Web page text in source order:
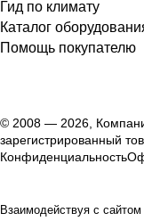
Гид по климату
Каталог
Помощь покупателю
© 2008 — 2026,
зарегистрированный
Конфиденциальность
Взаимодействуя с